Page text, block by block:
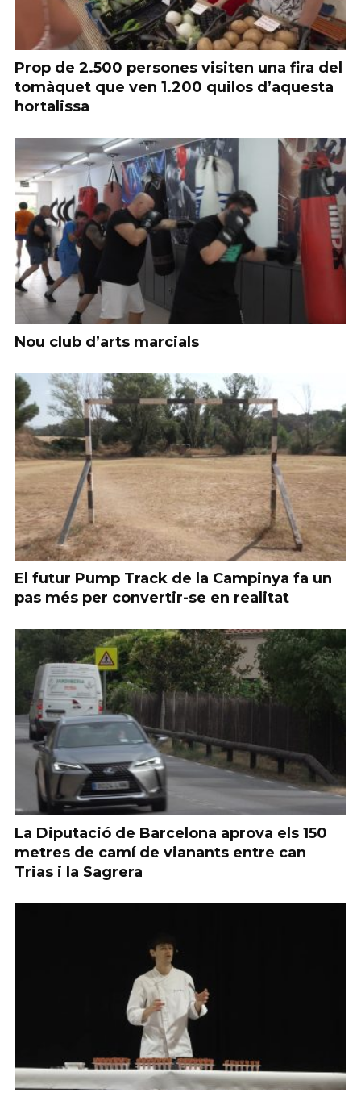
Prop de 2.500 persones visiten una fira del
tomàquet que ven 1.200 quilos d’aquesta
hortalissa
Nou club d’arts marcials
El futur Pump Track de la Campinya fa un
pas més per convertir-se en realitat
La Diputació de Barcelona aprova els 150
metres de camí de vianants entre can
Trias i la Sagrera